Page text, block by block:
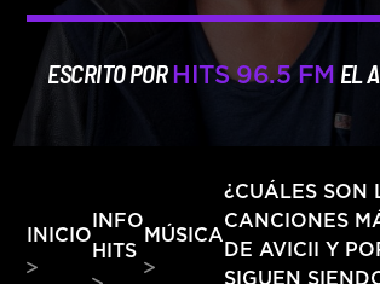
HITS – 96.5 FM
ESCRITO POR HITS 96.5 FM EL
INICIO
INFO
HITS
MÚSICA
¿CUÁLES SON
CANCIONES
DE AVICII Y
SIGUEN